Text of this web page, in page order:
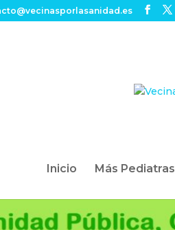
Inicio Más Pediatras